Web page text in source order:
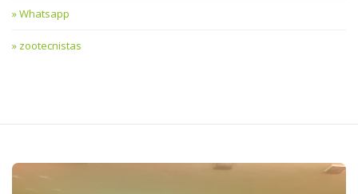
Whatsapp
zootecnistas